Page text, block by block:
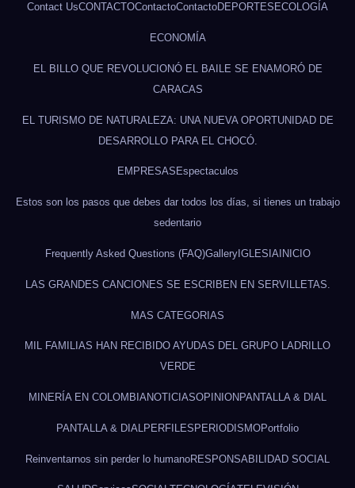
Contact UsCONTACTOContactoContactoDEPORTES ECOLOGÍA
ECONOMÍA
EL BILLO QUE REVOLUCIONÓ EL BAILE SE ENAMORÓ DE
CARACAS
EL TURISMO DE NATURALEZA: UNA NUEVA OPORTUNIDAD DE
DESARROLLO PARA EL CHOCÓ.
EMPRESAS Espectaculos
Estos son los pasos que debes dar todos los días, si tienes un trabajo
sedentario
Frequently Asked Questions (FAQ)GalleryIGLESIAINICIO
LAS GRANDES CANCIONES SE ESCRIBEN EN SERVILLETAS.
MAS CATEGORIAS
MIL FAMILIAS HAN RECIBIDO AYUDAS DEL GRUPO LADRILLO
VERDE
MINERÍA EN COLOMBIANOTICIASOPINION PANTALLA & DIAL
PANTALLA & DIAL PERFILES PERIODISMOPortfolio
Reinventarnos sin perder lo humanoRESPONSABILIDAD SOCIAL